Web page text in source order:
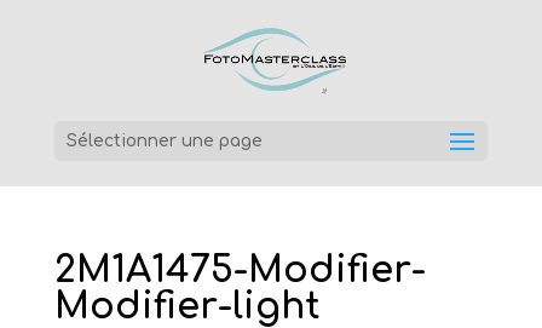
Sélectionner une page
2M1A1475-Modifier-
Modifier-light